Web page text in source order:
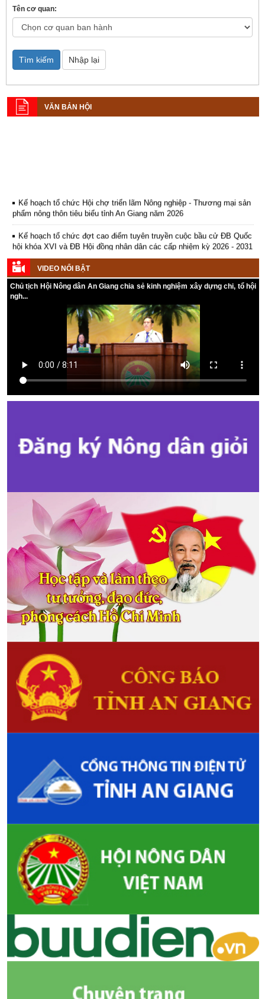
Tên cơ quan:
Tìm kiếm Nhập lại
VĂN BẢN HỘI
phẩm nông thôn tiêu biểu tỉnh An Giang năm 2026
hội khóa XVI và ĐB Hội đồng nhân dân các cấp nhiệm kỳ 2026 - 2031
Hướng dẫn tuyên truyền Đại hội Hội Nông dân các cấp và Đại hội
đại biểu toàn quốc Hội Nông dân Việt Nam lần thứ IX, nhiệm kỳ 2026
- 2031
Hướng dẫn tuyên truyền cuộc bầu cử ĐB Quốc hội khóa XVI và ĐB
Hội đồng nhân dân các cấp nhiệm kỳ 2026 - 2031
Kế hoạch Tổ chức Đại hội Hội Nông dân cấp tỉnh, cấp xã nhiệm kỳ
VIDEO NỔI BẬT
Chủ tịch Hội Nông dân An Giang chia sẻ kinh nghiệm xây dựng chi, tổ hội
ngh...